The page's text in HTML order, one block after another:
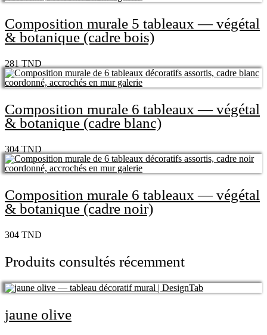
Composition murale 5 tableaux — végétal
& botanique (cadre bois)
281TND
Composition murale 6 tableaux — végétal
& botanique (cadre blanc)
304TND
Composition murale 6 tableaux — végétal
& botanique (cadre noir)
304 TND
Produits consultés récemment
jaune olive